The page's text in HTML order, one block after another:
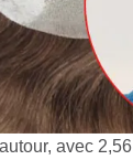
avec